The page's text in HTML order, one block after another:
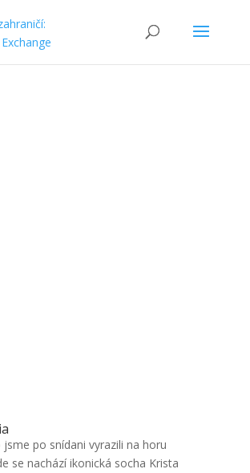
po snídani vyrazili na horu
se nachází ikonická socha Krista